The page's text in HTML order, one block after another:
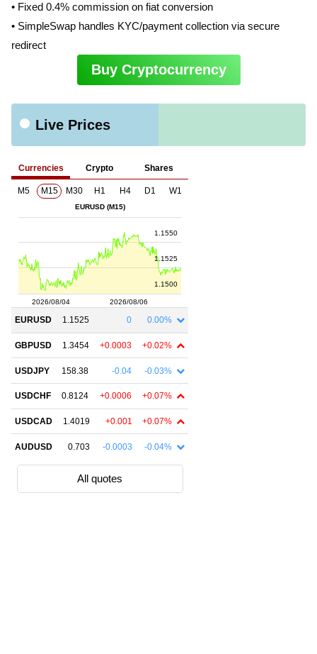
• Fixed 0.4% commission on fiat conversion
• SimpleSwap handles KYC/payment collection via secure
redirect
Buy Cryptocurrency
Live Prices